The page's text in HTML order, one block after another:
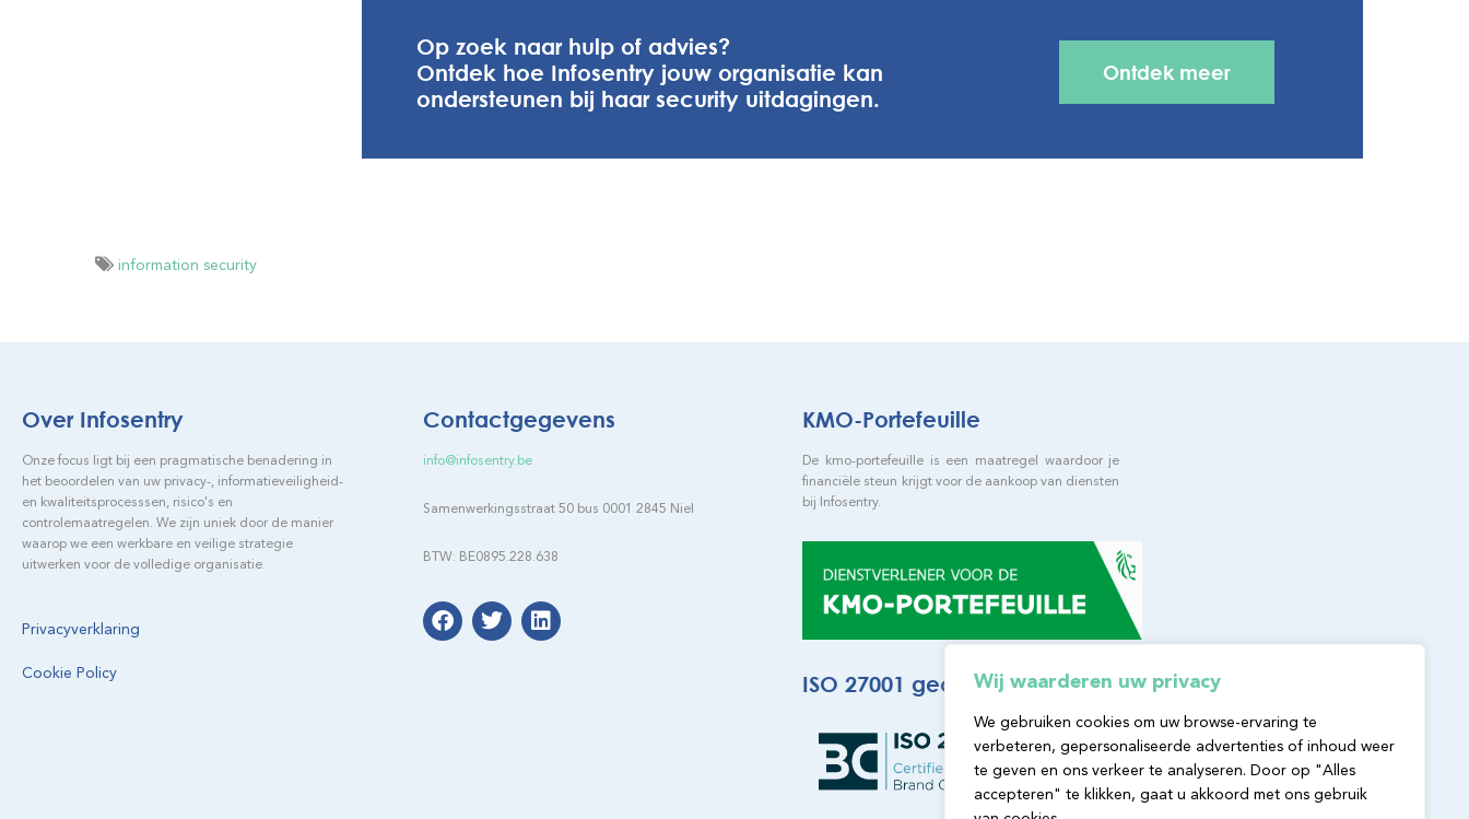
Wij waarderen uw privacy
We gebruiken cookies om uw browse-ervaring te
verbeteren, gepersonaliseerde advertenties of inhoud weer
te geven en ons verkeer te analyseren. Door op "Alles
accepteren" te klikken, gaat u akkoord met ons gebruik
Op zoek naar hulp of advies?
Ontdek hoe Infosentry jouw organisatie kan
ondersteunen bij haar security uitdagingen.
Ontdek meer
information security
Over Infosentry
Onze focus ligt bij een pragmatische benadering in
het beoordelen van uw privacy-, informatieveiligheid-
en kwaliteitsprocesssen, risico's en
controlemaatregelen. We zijn uniek door de manier
waarop we een werkbare en veilige strategie
uitwerken voor de volledige organisatie.
Privacyverklaring
Cookie Policy
Contactgegevens
info@infosentry.be
Samenwerkingsstraat 50 bus 0001 2845 Niel
BTW: BE0895.228.638
KMO-Portefeuille
De kmo-portefeuille is een maatregel waardoor je
financiële steun krijgt voor de aankoop van diensten
bij Infosentry.
ISO 27001 gecertificeerd